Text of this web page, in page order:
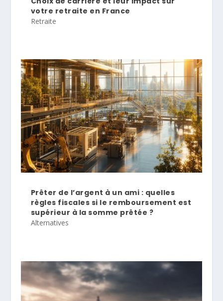
votre retraite en France
Retraite
Prêter de l’argent à un ami : quelles
règles fiscales si le remboursement est
supérieur à la somme prêtée ?
Alternatives